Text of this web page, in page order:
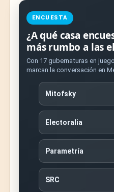
ENCUESTA
¿A qué casa
más rumbo a las
Con 17 gubernaturas en
marcan la conversación en
Mitofsky
Electoralia
Parametría
SRC